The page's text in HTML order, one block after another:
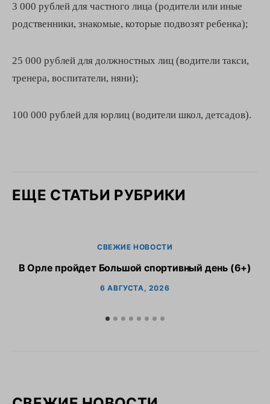
3 000 рублей для частного лица (родители или иные
родственники, знакомые, которые подвозят ребенка);
25 000 рублей для должностных лиц (водители такси,
тренера, воспитатели, няни);
100 000 рублей для юрлиц (водители школ, детсадов).
ЕЩЕ СТАТЬИ РУБРИКИ
СВЕЖИЕ НОВОСТИ
В Орле пройдет Большой спортивный день (6+)
6 АВГУСТА, 2026